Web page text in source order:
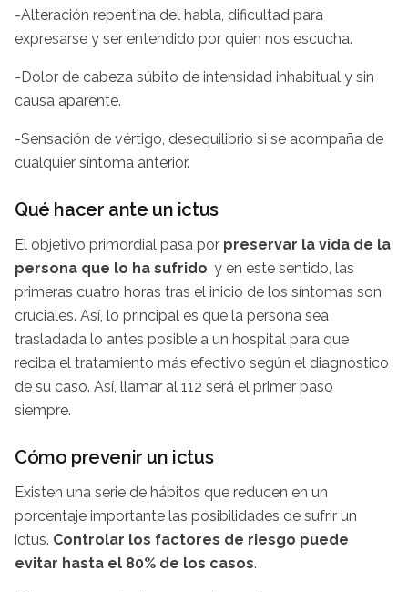
-Alteración repentina del habla, dificultad para
expresarse y ser entendido por quien nos escucha.
-Dolor de cabeza súbito de intensidad inhabitual y sin
causa aparente.
-Sensación de vértigo, desequilibrio si se acompaña de
cualquier síntoma anterior.
Qué hacer ante un ictus
El objetivo primordial pasa por preservar la vida de la
persona que lo ha sufrido , y en este sentido, las
primeras cuatro horas tras el inicio de los síntomas son
cruciales. Así, lo principal es que la persona sea
trasladada lo antes posible a un hospital para que
reciba el tratamiento más efectivo según el diagnóstico
de su caso. Así, llamar al 112 será el primer paso
siempre.
Cómo prevenir un ictus
Existen una serie de hábitos que reducen en un
porcentaje importante las posibilidades de sufrir un
ictus. Controlar los factores de riesgo puede
evitar hasta el 80% de los casos.